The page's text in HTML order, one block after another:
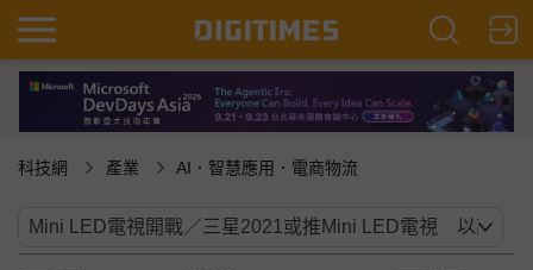
科技網 產業 AI．智慧應用．電商物流